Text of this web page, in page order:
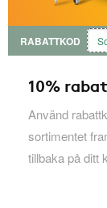
RABATTKOD
10%
Använd
sortimentet
tillbaka på ditt